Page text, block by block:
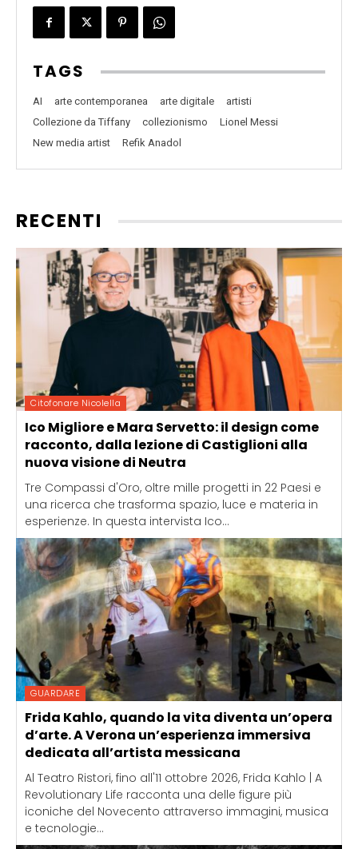
TAGS
AI arte contemporanea arte digitale
artisti
Collezione da Tiffany
collezionismo
Lionel Messi
New media artist
Refik Anadol
RECENTI
Citofonare Nicolella
Ico Migliore e Mara Servetto: il design come
racconto, dalla lezione di Castiglioni alla
nuova visione di Neutra
Tre Compassi d'Oro, oltre mille progetti in 22 Paesi e
una ricerca che trasforma spazio, luce e materia in
esperienze. In questa intervista Ico...
GUARDARE
Frida Kahlo, quando la vita diventa un’opera
d’arte. A Verona un’esperienza immersiva
dedicata all’artista messicana
Al Teatro Ristori, fino all'11 ottobre 2026, Frida Kahlo | A
Revolutionary Life racconta una delle figure più
iconiche del Novecento attraverso immagini, musica
e tecnologie...